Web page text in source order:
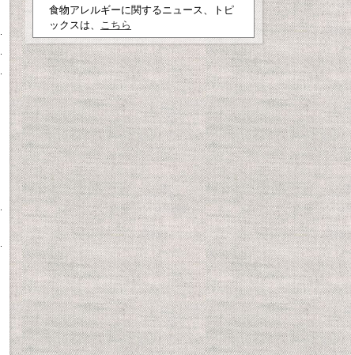
食物アレルギーに関するニュース、トピ
ックスは、
こちら